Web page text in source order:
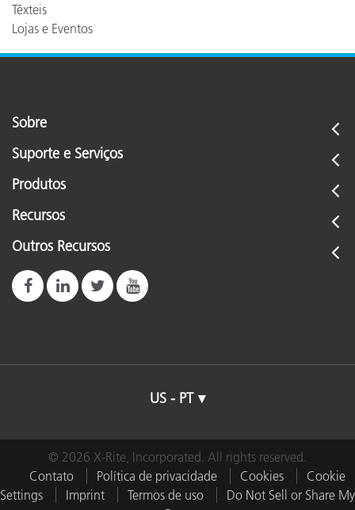
Têxteis
Lojas e Eventos
Sobre
Suporte e Serviços
Produtos
Recursos
Outros Recursos
US - PT
© 2026 X-Rite, Incorporated. All rights reserved.
Contato
Política de privacidade Cookies
Cookie
Settings
Imprint Termos de uso
Do Not Sell or Share My